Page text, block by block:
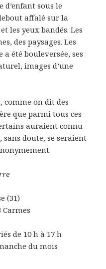
d’enfant sous le
affalé sur la
les yeux bandés. Les
des paysages. Les
été bouleversée, ses
images d’une
comme on dit des
que parmi tous ces
auraient connu
doute, se seraient
(31)
de 10 h à 17 h
du mois